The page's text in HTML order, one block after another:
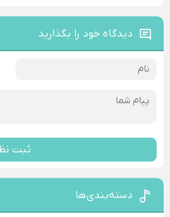
دیدگاه خود را بگذارید
ثبت
دسته‌بندی‌ها